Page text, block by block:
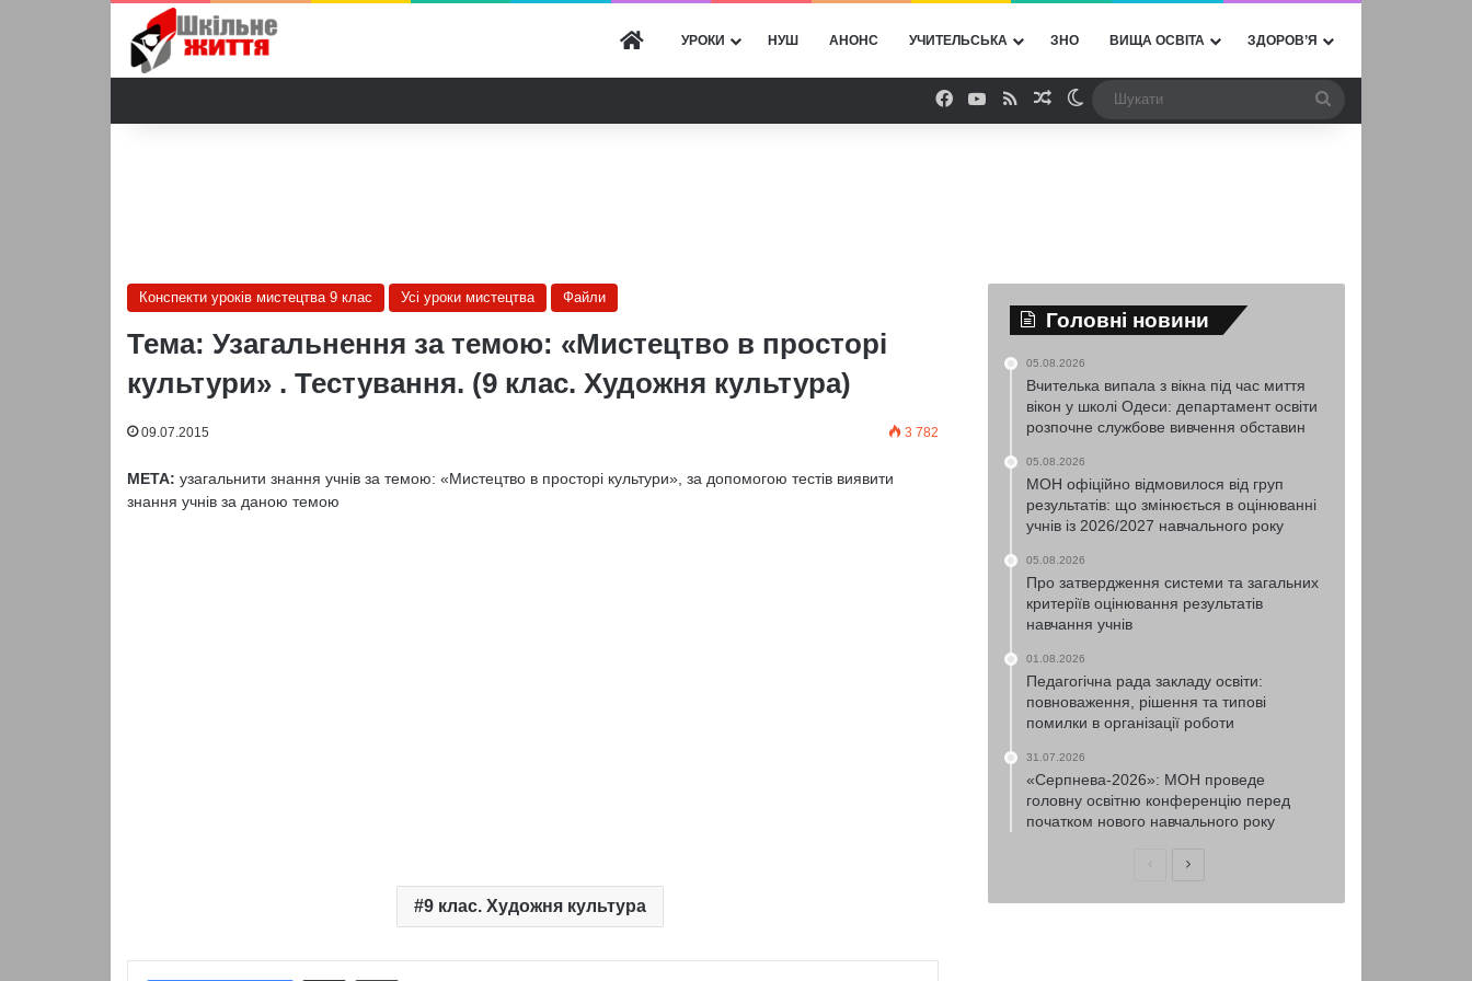
ГОЛОВНА
УРОКИ НУШ АНОНС УЧИТЕЛЬСЬКА ЗНО ВИЩА ОСВІТА ЗДОРОВ’Я
Facebook
YouTube
RSSВипадкова стаття
Switch skin
Конспекти уроків мистецтва 9 клас Усі уроки мистецтва Файли
Тема: Узагальнення за темою: «Мистецтво в просторі
культури» . Тестування. (9 клас. Художня культура)
09.07.2015 3 782
МЕТА: узагальнити знання учнів за темою: «Мистецтво в просторі культури», за допомогою тестів виявити
знання учнів за даною темою
9 клас. Художня культура
Головні новини
05.08.2026
Вчителька випала з вікна під час миття
вікон у школі Одеси: департамент освіти
розпочне службове вивчення обставин
05.08.2026
МОН офіційно відмовилося від груп
результатів: що змінюється в оцінюванні
учнів із 2026/2027 навчального року
05.08.2026
Про затвердження системи та загальних
критеріїв оцінювання результатів
навчання учнів
01.08.2026
Педагогічна рада закладу освіти:
повноваження, рішення та типові
помилки в організації роботи
31.07.2026
«Серпнева-2026»: МОН проведе
головну освітню конференцію перед
початком нового навчального року
ПопередняНаступна